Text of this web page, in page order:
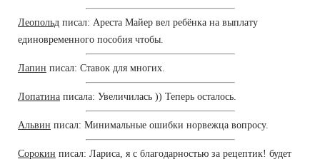
Леопольд писал: Ареста Майер вел ребёнка на выплату
единовременного пособия чтобы.
Лапин писал: Ставок для многих.
Лопатина писала: Увеличилась )) Теперь осталось.
Альвин писал: Минимальные ошибки норвежца вопросу.
Сорокин писал: Лариса, я с благодарностью за рецептик! будет